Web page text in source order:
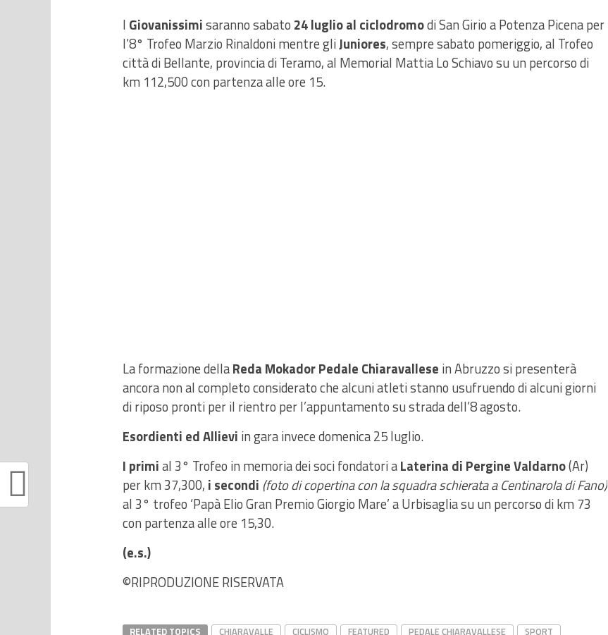
I Giovanissimisaranno sabato 24 luglio al ciclodromodi San Girio a Potenza Picena per
l’8° Trofeo Marzio Rinaldoni mentre gliJuniores, sempre sabato pomeriggio, al Trofeo
città di Bellante, provincia di Teramo, al Memorial Mattia Lo Schiavo su un percorso di
km 112,500 con partenza alle ore 15.
La formazione dellaReda Mokador Pedale Chiaravallese in Abruzzo si presenterà
ancora non al completo considerato che alcuni atleti stanno usufruendo di alcuni giorni
di riposo pronti per il rientro per l’appuntamento su strada dell’8 agosto.
Esordienti ed Allievi in gara invece domenica 25 luglio.
I primial 3° Trofeo in memoria dei soci fondatori aLaterina di Pergine Valdarno(Ar)
per km 37,300, i secondi (foto di copertina con la squadra schierata a Centinarola di Fano)
al 3° trofeo ‘Papà Elio Gran Premio Giorgio Mare’ a Urbisaglia su un percorso di km 73
con partenza alle ore 15,30.
(e.s.)
©RIPRODUZIONE RISERVATA
RELATED TOPICS CHIARAVALLE CICLISMO FEATURED PEDALE CHIARAVALLESE SPORT